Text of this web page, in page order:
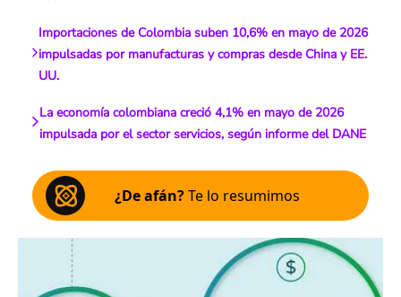
Importaciones de Colombia suben 10,6% en mayo de 2026
impulsadas por manufacturas y compras desde China y EE.
UU.
La economía colombiana creció 4,1% en mayo de 2026
impulsada por el sector servicios, según informe del DANE
¿De afán?Te lo resumimos